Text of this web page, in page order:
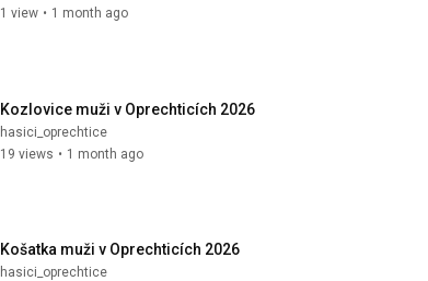
1 view • 1 month ago
Kozlovice muži v Oprechticích 2026
hasici_oprechtice
19 views • 1 month ago
Košatka muži v Oprechticích 2026
hasici_oprechtice